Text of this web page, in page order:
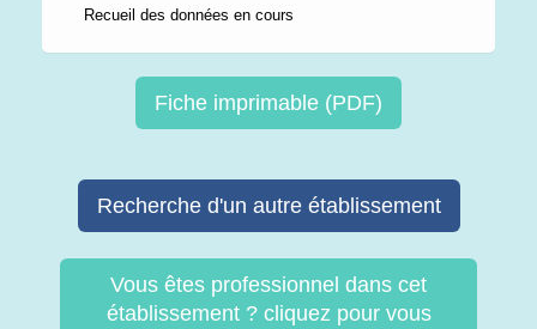
Recueil des données en cours
Fiche imprimable (PDF)
Recherche d'un autre établissement
Vous êtes professionnel dans cet
établissement ? cliquez pour vous